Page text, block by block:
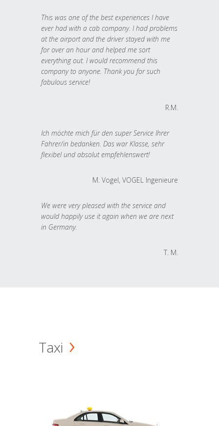
This was one of the best experiences I have
ever had with a cab company. I had problems
at the airport and the driver stayed with me
for over an hour and helped me sort
everything out. I would recommend this
company to anyone. Thank you for such
fabulous service!
R.M.
Ich möchte mich für den super Service Ihrer
Fahrer/in bedanken. Das war Klasse, sehr
flexibel und absolut empfehlenswert!
M. Vogel, VOGEL Ingenieure
We were very pleased with the service and
would happily use it again when we are next
in Germany.
T. M.
Taxi